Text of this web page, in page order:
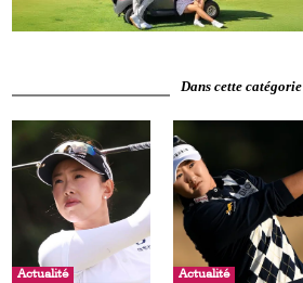
Dans cette catégorie
Actualité Actualité